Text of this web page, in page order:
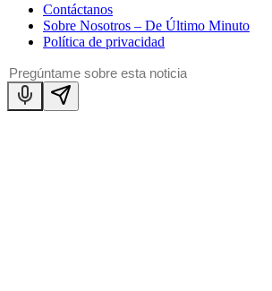
Contáctanos
Sobre Nosotros – De Último Minuto
Política de privacidad